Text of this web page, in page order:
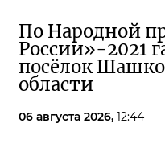
По Народной
России»-2021
посёлок
области
06 августа 2026, 12:44